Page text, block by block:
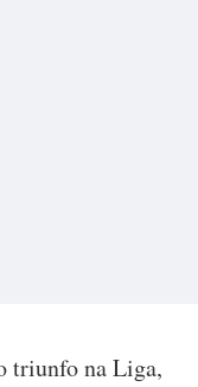
triunfo na Liga,